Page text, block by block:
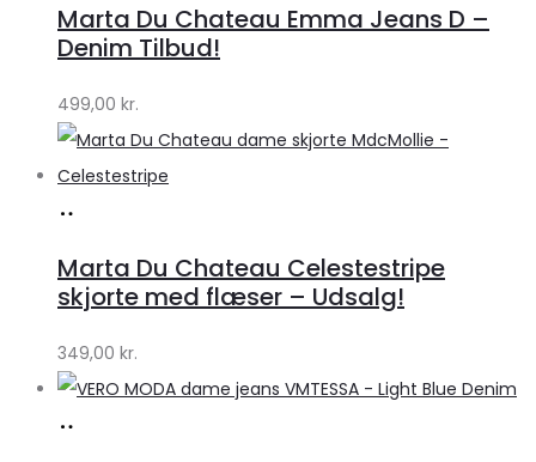
Klædeskabet.dk
Marta Du Chateau Emma Jeans D –
Denim Tilbud!
499,00 kr.
Klædeskabet.dk
Marta Du Chateau Celestestripe
skjorte med flæser – Udsalg!
349,00 kr.